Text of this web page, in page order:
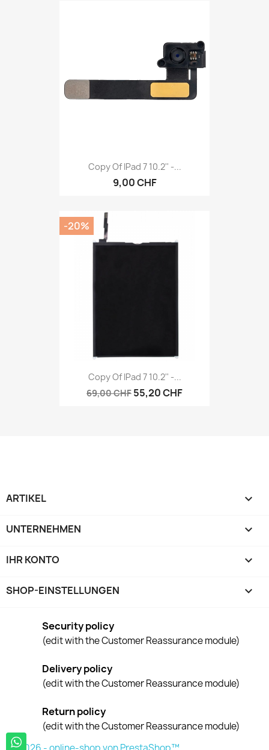
Copy Of IPad 7 10.2'' -...
9,00 CHF
Copy Of IPad 7 10.2'' -...
69,00 CHF 55,20 CHF
-20%
ARTIKEL 
UNTERNEHMEN 
IHR KONTO 
SHOP-EINSTELLUNGEN keyboard_arrow_down
Security policy
(edit with the Customer Reassurance module)
Delivery policy
(edit with the Customer Reassurance module)
Return policy
(edit with the Customer Reassurance module)